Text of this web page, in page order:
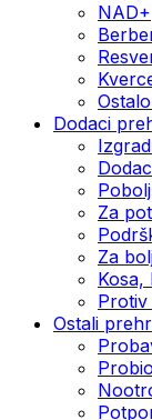
NAD+
Dodaci
Za
Za
Kosa,
Protiv
Ostali